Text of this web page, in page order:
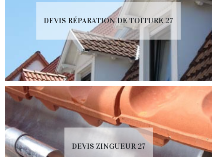
DEVIS RÉPARATION DE TOITURE 27
DEVIS ZINGUEUR 27